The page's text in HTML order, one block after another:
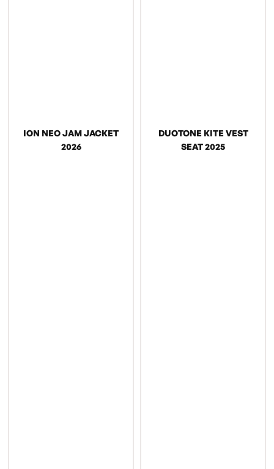
ION NEO JAM JACKET
2026
DUOTONE KITE VEST
SEAT 2025